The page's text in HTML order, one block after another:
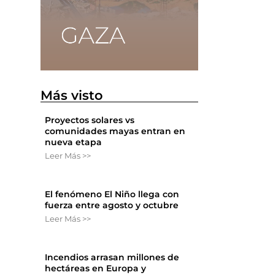
Más visto
Proyectos solares vs
comunidades mayas entran en
nueva etapa
Leer Más >>
El fenómeno El Niño llega con
fuerza entre agosto y octubre
Leer Más >>
Incendios arrasan millones de
hectáreas en Europa y